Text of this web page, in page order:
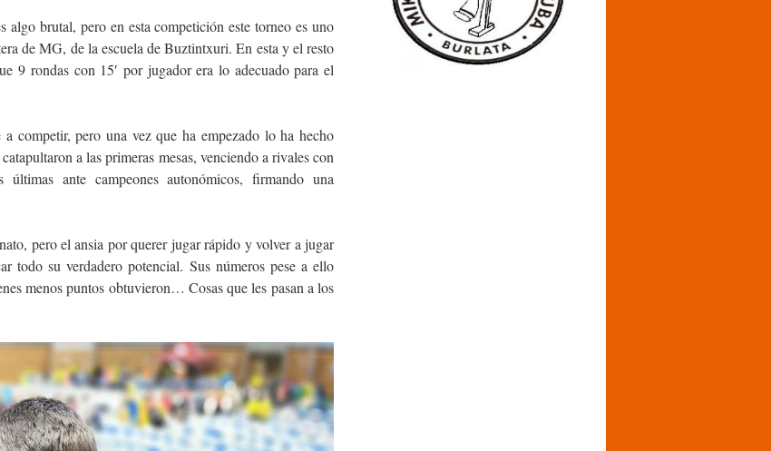
algo brutal, pero en esta competición este torneo es uno
de MG, de la escuela de Buztintxuri. En esta y el resto
9 rondas con 15′ por jugador era lo adecuado para el
competir, pero una vez que ha empezado lo ha hecho
a las primeras mesas, venciendo a rivales con
ante campeones autonómicos, firmando una
pero el ansia por querer jugar rápido y volver a jugar
todo su verdadero potencial. Sus números pese a ello
menos puntos obtuvieron… Cosas que les pasan a los